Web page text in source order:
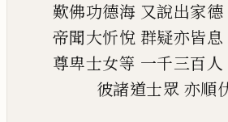
歎佛功德海 又說出家德
帝聞大忻悅 群疑亦皆息
尊卑士女等 一千三百人
彼諸道士眾 亦順